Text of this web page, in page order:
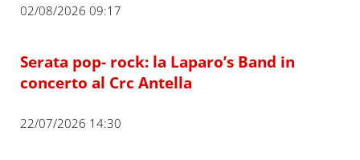
02/08/2026 09:17
Serata pop- rock: la Laparo’s Band in
concerto al Crc Antella
22/07/2026 14:30